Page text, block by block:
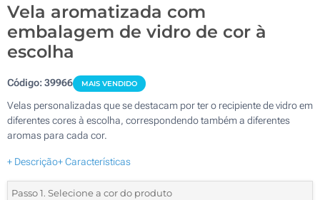
Vela aromatizada com
embalagem de vidro de cor à
escolha
Código:39966 MAIS VENDIDO
Velas personalizadas que se destacam por ter o recipiente de vidro em
diferentes cores à escolha, correspondendo também a diferentes
aromas para cada cor.
+ Descrição+ Características
Passo 1. Selecione a cor do produto